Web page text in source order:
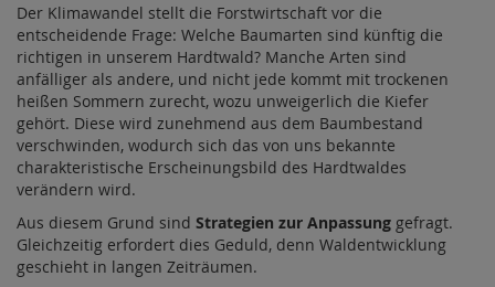
Der Klimawandel stellt die Forstwirtschaft vor die
entscheidende Frage: Welche Baumarten sind künftig die
richtigen in unserem Hardtwald? Manche Arten sind
anfälliger als andere, und nicht jede kommt mit trockenen
heißen Sommern zurecht, wozu unweigerlich die Kiefer
gehört. Diese wird zunehmend aus dem Baumbestand
verschwinden, wodurch sich das von uns bekannte
charakteristische Erscheinungsbild des Hardtwaldes
verändern wird.
Aus diesem Grund sind Strategien zur Anpassung gefragt.
Gleichzeitig erfordert dies Geduld, denn Waldentwicklung
geschieht in langen Zeiträumen.